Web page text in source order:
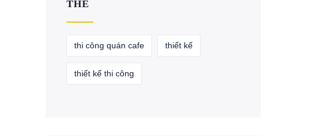
THẺ
thi công quán cafe thiết kế
thiết kế thi công